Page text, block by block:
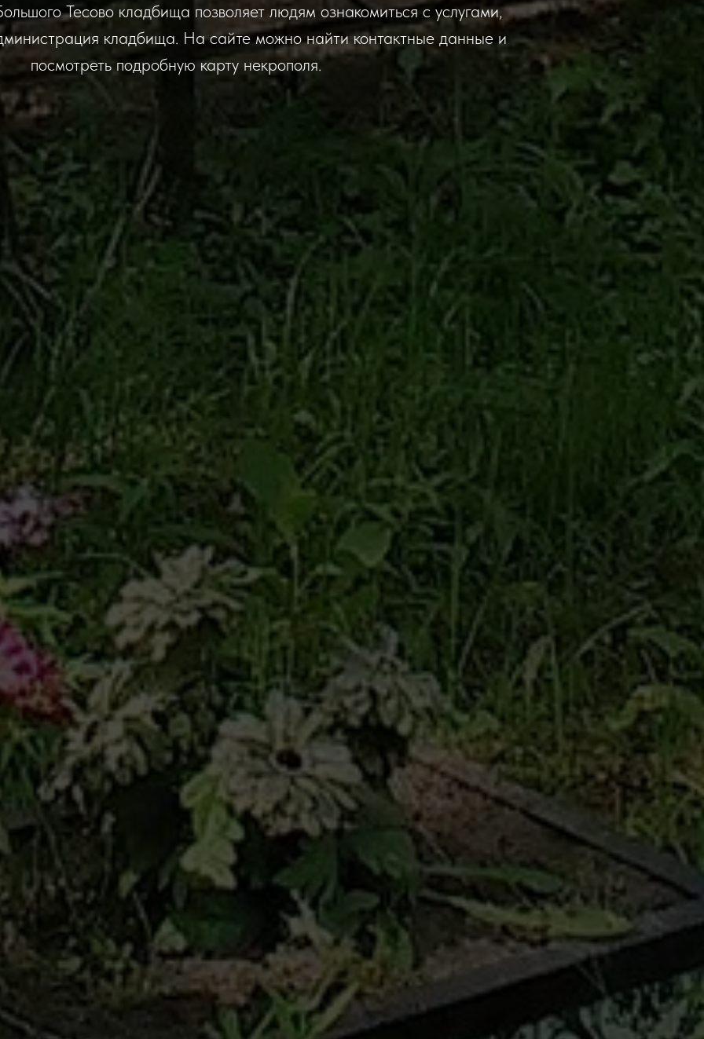
Тесово кладбища позволяет людям ознакомиться с услугами,
кладбища. На сайте можно найти контактные данные и
посмотреть подробную карту некрополя.